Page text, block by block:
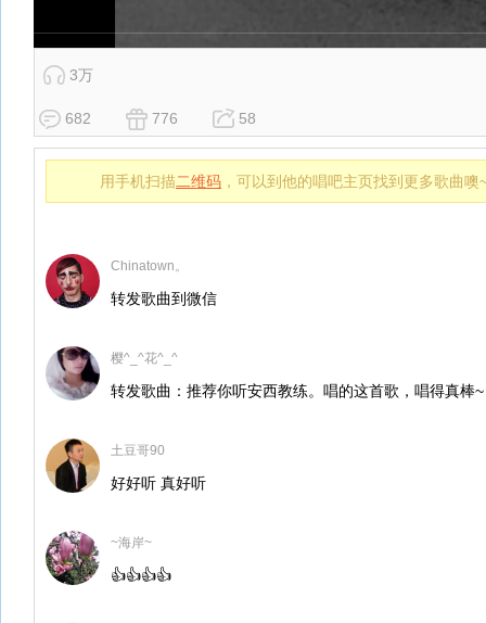
3万
682 776 58
用手机扫描二维码 ，可以到他的唱吧主页找到更多歌曲噢
Chinatown。
转发歌曲到微信
樱^_^花^_^
转发歌曲：推荐你听安西教练。唱的这首歌，唱得真棒~
土豆哥90
好好听 真好听
~海岸~
👍👍👍👍